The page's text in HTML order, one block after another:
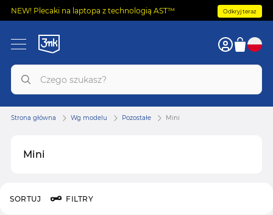
NEW! Plecaki na laptopa z technologią AST™ Odkryj teraz
Mini
Strona główna Wg modelu Pozostałe Mini
FILTRY
SORTUJ